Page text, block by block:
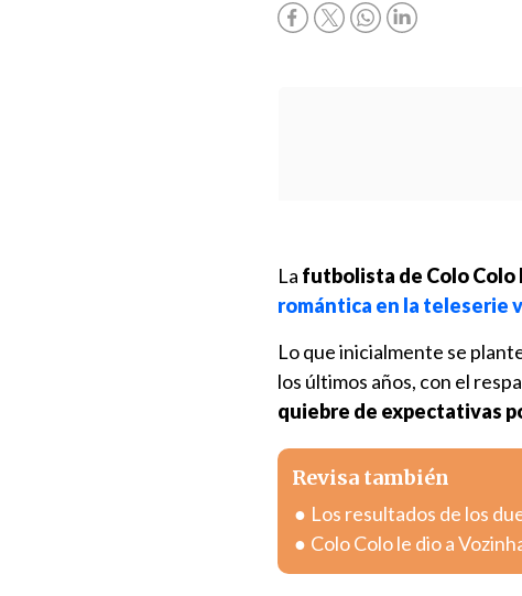
La futbolista de Colo
romántica en la teleserie
Lo que inicialmente se
los últimos años, con el
quiebre de expectativas
Revisa también
Los resultados de los
Colo Colo le dio a